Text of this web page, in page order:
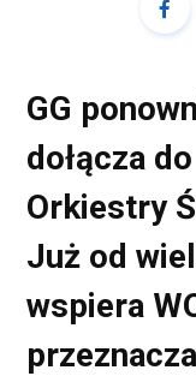
GG
dołącza do
Orkiestry
Już od
wspiera